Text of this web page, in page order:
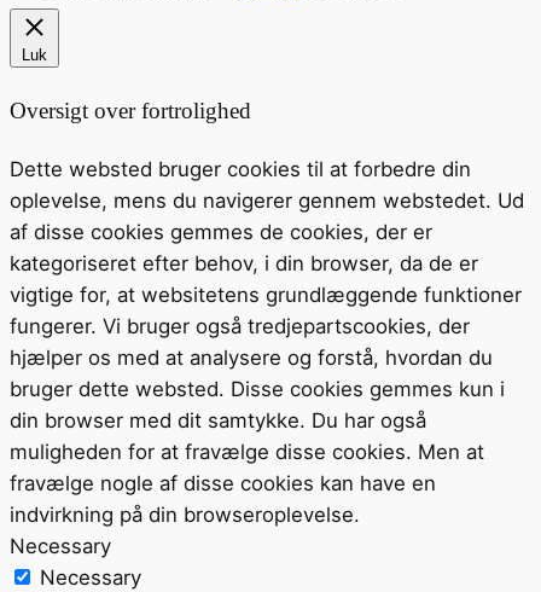
Luk
Oversigt over fortrolighed
Dette websted bruger cookies til at forbedre din
oplevelse, mens du navigerer gennem webstedet. Ud
af disse cookies gemmes de cookies, der er
kategoriseret efter behov, i din browser, da de er
vigtige for, at websitetens grundlæggende funktioner
fungerer. Vi bruger også tredjepartscookies, der
hjælper os med at analysere og forstå, hvordan du
bruger dette websted. Disse cookies gemmes kun i
din browser med dit samtykke. Du har også
muligheden for at fravælge disse cookies. Men at
fravælge nogle af disse cookies kan have en
indvirkning på din browseroplevelse.
Necessary
Necessary